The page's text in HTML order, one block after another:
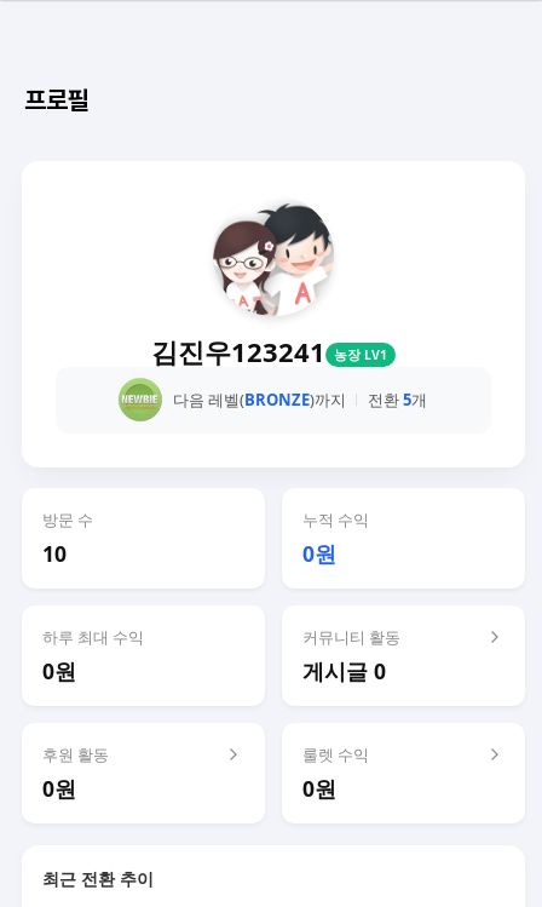
프로필
김진우123241 농장 LV1
다음 레벨(BRONZE)까지 전환5개
방문 수
10
누적 수익
0원
하루 최대 수익
0원
커뮤니티 활동
게시글 0
후원 활동
0원
룰렛 수익
0원
최근 전환 추이